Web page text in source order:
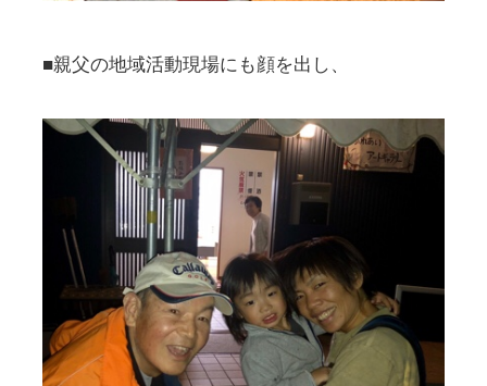
■親父の地域活動現場にも顔を出し、